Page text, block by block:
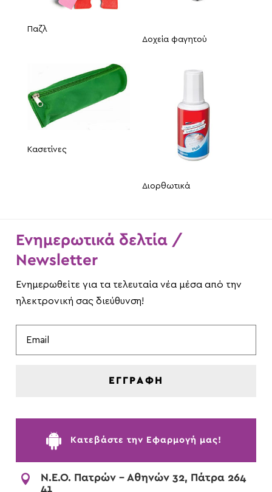
Παζλ
Δοχεία φαγητού
Κασετίνες
Διορθωτικά
Ενημερωτικά δελτία /
Newsletter
Ενημερωθείτε για τα τελευταία νέα μέσα από την
ηλεκτρονική σας διεύθυνση!
ΕΓΓΡΑΦΗ
 Kατεβάστε την Εφαρμογή μας!

Ν.Ε.Ο. Πατρών - Αθηνών 32, Πάτρα 264
41